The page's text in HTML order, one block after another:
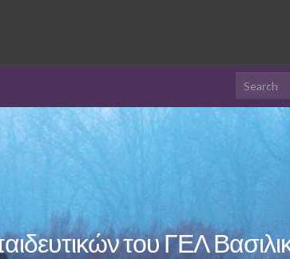
Search for:
του ΓΕΛ